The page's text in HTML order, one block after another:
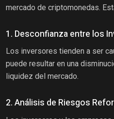
mercado de criptomonedas.
1. Desconfianza entre los
Los inversores tienden a ser
puede resultar en una
liquidez del mercado.
2. Análisis de Riesgos